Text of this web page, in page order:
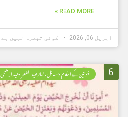
READ MORE »
اپریل 06, 2026 کوئی تبصرہ نہیں ہے۔
6 خواتین کے احکام ومسائل، نماز عید الفطر وعید الاضحیٰ